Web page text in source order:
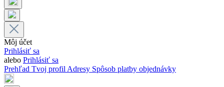
Môj účet
Prihlásiť sa
alebo Prihlásiť sa
Prehľad Tvoj profilAdresy Spôsob platby objednávky